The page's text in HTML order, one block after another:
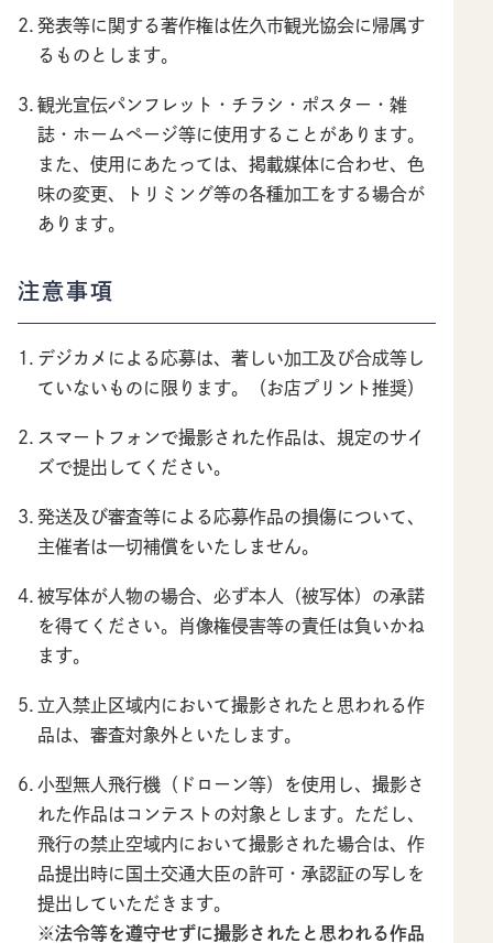
発表等に関する著作権は佐久市観光協会に帰属す
るものとします。
観光宣伝パンフレット・チラシ・ポスター・雑
誌・ホームページ等に使用することがあります。
また、使用にあたっては、掲載媒体に合わせ、色
味の変更、トリミング等の各種加工をする場合が
あります。
注意事項
デジカメによる応募は、著しい加工及び合成等し
ていないものに限ります。（お店プリント推奨）
スマートフォンで撮影された作品は、規定のサイ
ズで提出してください。
発送及び審査等による応募作品の損傷について、
主催者は一切補償をいたしません。
被写体が人物の場合、必ず本人（被写体）の承諾
を得てください。肖像権侵害等の責任は負いかね
ます。
立入禁止区域内において撮影されたと思われる作
品は、審査対象外といたします。
小型無人飛行機（ドローン等）を使用し、撮影さ
れた作品はコンテストの対象とします。ただし、
飛行の禁止空域内において撮影された場合は、作
品提出時に国土交通大臣の許可・承認証の写しを
提出していただきます。
※法令等を遵守せずに撮影されたと思われる作品